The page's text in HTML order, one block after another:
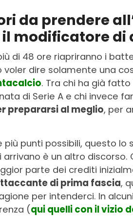
da prendere
modificatore di
di 48 ore riapriranno i
voler dire solamente una
. Tra chi ha già fatto
di Serie A e chi invece
prepararsi al meglio, per
punti possibili, questo lo
è un altro discorso.
parte dei crediti
di prima fascia,
per intenderci. In
(qui quelli con il vizio